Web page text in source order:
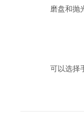
磨盘和抛光
可以选择手